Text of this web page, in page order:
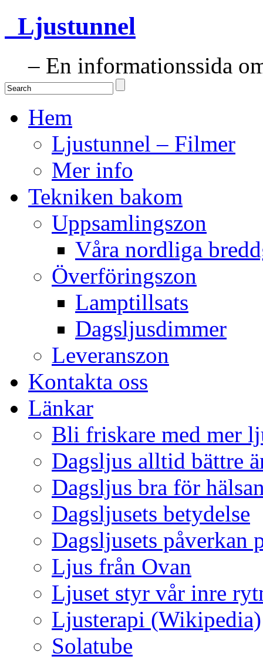
Ljustunnel
– En informationssida
Hem
Ljustunnel – Filmer
Mer info
Tekniken bakom
Uppsamlingszon
Våra nordliga
Överföringszon
Lamptillsats
Dagsljusdimmer
Leveranszon
Kontakta oss
Länkar
Bli friskare med mer
Dagsljus alltid bättre
Dagsljus bra för
Dagsljusets betydelse
Dagsljusets påverkan
Ljus från Ovan
Ljuset styr vår inre
Ljusterapi (Wikipedia)
Solatube